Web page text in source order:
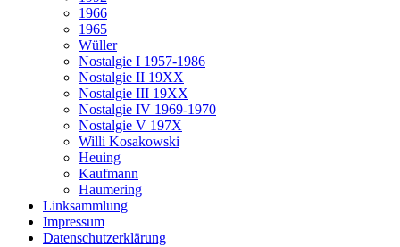
1966
1965
Wüller
Nostalgie I 1957-1986
Nostalgie II 19XX
Nostalgie III 19XX
Nostalgie IV 1969-1970
Nostalgie V 197X
Willi Kosakowski
Heuing
Kaufmann
Haumering
Linksammlung
Impressum
Datenschutzerklärung